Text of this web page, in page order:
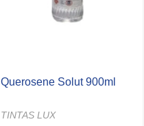
Querosene Solut 900ml
TINTAS LUX